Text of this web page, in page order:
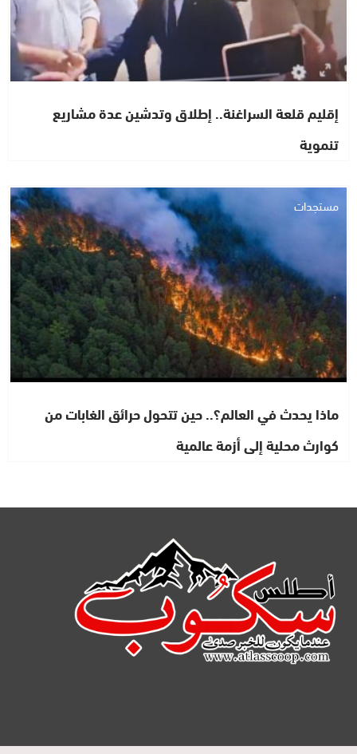
إقليم قلعة السراغنة.. إطلاق وتدشين عدة مشاريع
تنموية
مستجدات
ماذا يحدث في العالم؟.. حين تتحول حرائق الغابات من
كوارث محلية إلى أزمة عالمية